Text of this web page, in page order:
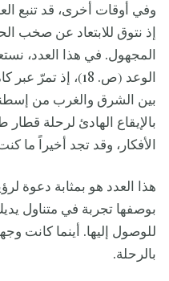
وفي أوقات أخرى، قد تنبع
إذ نتوق للابتعاد عن صخب
المجهول. في هذا العدد،
الوعد (ص. 18)، إذ
بين الشرق والغرب من
بالإيقاع الهادئ لرحلة
الأفكار، وقد تجد أخيراً ما
هذا العدد هو بمثابة دعوة
بوصفها تجربة في متناول
للوصول إليها. أينما كانت
بالرحلة.